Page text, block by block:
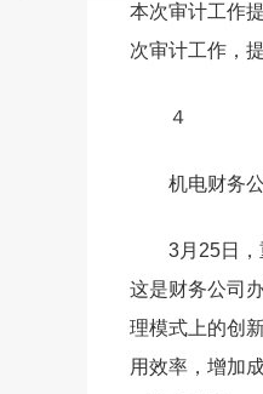
本次审计工作
次审计工作，
４
机电财务
3月25日
这是财务公司
理模式上的创
用效率，增加